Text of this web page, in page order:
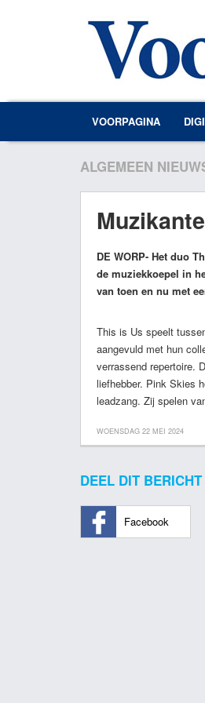
VOORPAGINA
ALGEMEEN
DE WORP- Het duo
de muziekkoepel in
van toen en nu met
This is Us speelt
aangevuld met hun
verrassend repertoire.
liefhebber. Pink Skies
leadzang. Zij spelen
WOENSDAG 22 MEI 2024
DEEL DIT BERICHT
Facebook